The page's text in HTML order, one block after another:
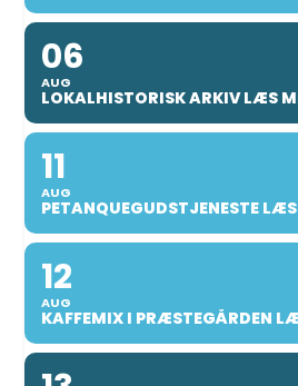
06
AUG
LOKALHISTORISK ARKIV LÆS
11
AUG
PETANQUEGUDSTJENESTE LÆS
12
AUG
KAFFEMIX I PRÆSTEGÅRDEN